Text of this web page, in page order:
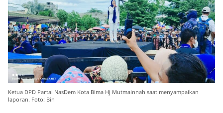
Ketua DPD Partai NasDem Kota Bima Hj Mutmainnah saat menyampaikan
laporan. Foto: Bin